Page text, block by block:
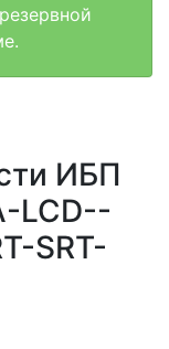
ИБП
LCD--
SRT-